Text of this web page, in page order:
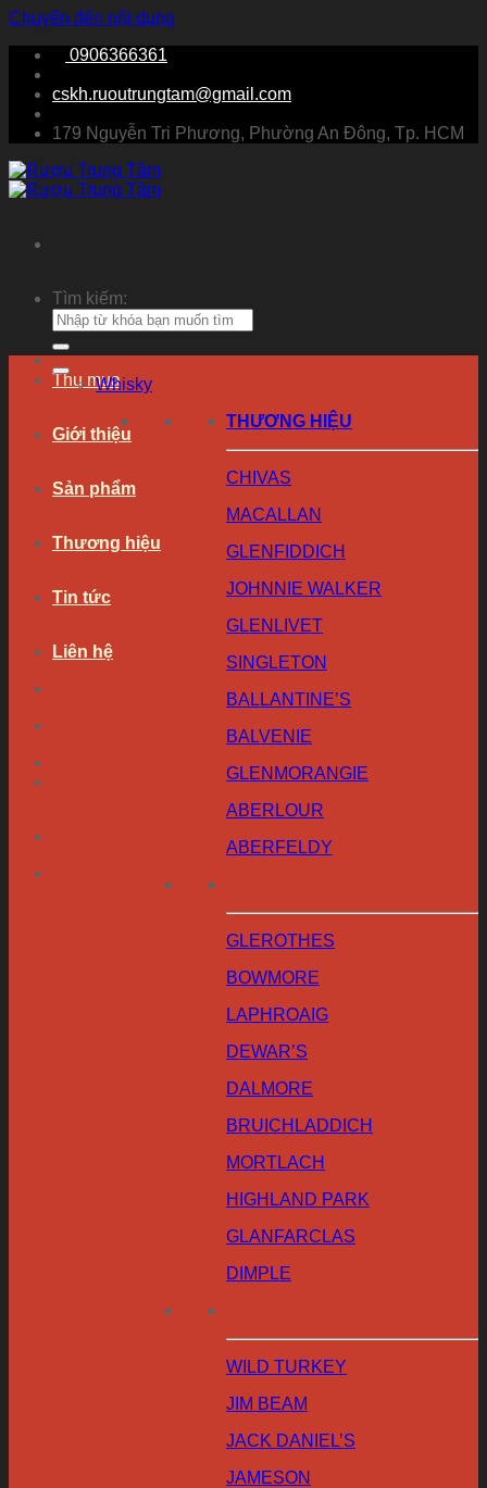
Chuyển đến nội dung
0906366361
cskh.ruoutrungtam@gmail.com
179 Nguyễn Tri Phương, Phường An Đông, Tp. HCM
Tìm kiếm:
Thu mua
Giới thiệu
Sản phẩm
Thương hiệu
Tin tức
Liên hệ
Whisky
THƯƠNG HIỆU
CHIVAS
MACALLAN
GLENFIDDICH
JOHNNIE WALKER
GLENLIVET
SINGLETON
BALLANTINE’S
BALVENIE
GLENMORANGIE
ABERLOUR
ABERFELDY
GLEROTHES
BOWMORE
LAPHROAIG
DEWAR’S
DALMORE
BRUICHLADDICH
MORTLACH
HIGHLAND PARK
GLANFARCLAS
DIMPLE
WILD TURKEY
JIM BEAM
JACK DANIEL’S
JAMESON